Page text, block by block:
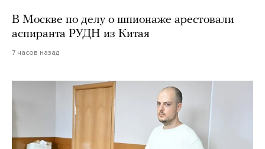
В Москве по делу о шпионаже арестовали
аспиранта РУДН из Китая
7 часов назад